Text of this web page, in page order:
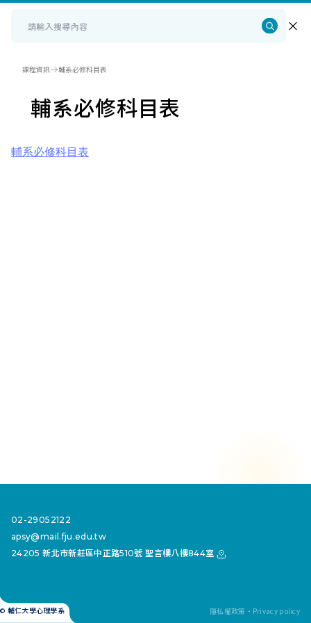
課程資訊 輔系必修科目表
輔系必修科目表
輔系必修科目表
02-29052122
apsy@mail.fju.edu.tw
24205 新北市新莊區中正路510號 聖言樓八樓844室
© 輔仁大學心理學系 隱私權政策・Privacy policy